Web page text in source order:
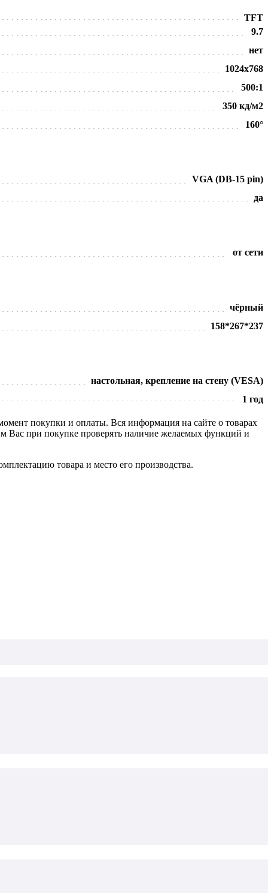
TFT
9.7
нет
1024х768
500:1
350 кд/м2
160°
VGA (DB-15 pin)
да
от сети
чёрный
158*267*237
настольная, крепление на стену (VESA)
1 год
покупки и оплаты. Вся информация на сайте о товарах
Вас при покупке проверять наличие желаемых функций и
товара и место его производства.